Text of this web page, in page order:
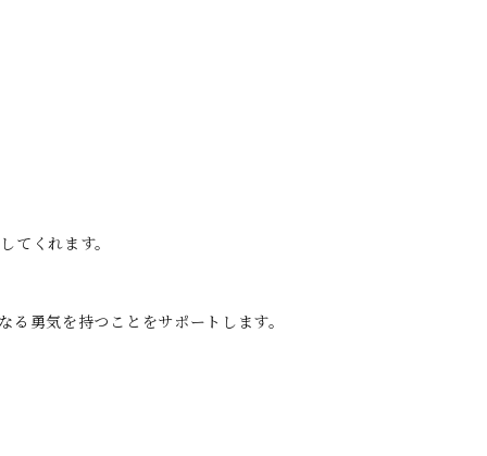
くれます。
勇気を持つことをサポートします。